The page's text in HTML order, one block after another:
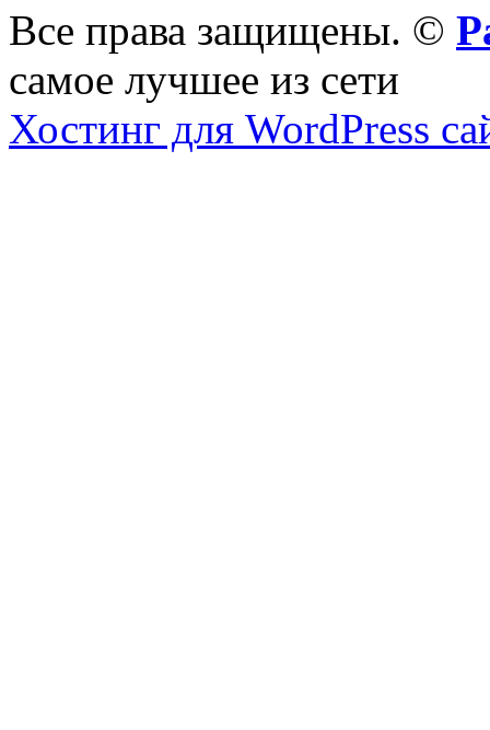
Все права защищены. ©
самое лучшее из сети
Хостинг для WordPress